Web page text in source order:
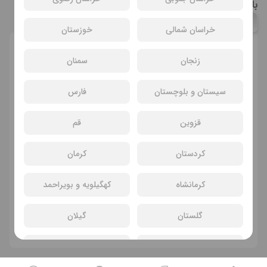
خراسان شمالی خوزستان
زنجان سمنان
سیستان و بلوچستان فارس
قزوین قم
کردستان کرمان
کرمانشاه کهگیلویه و بویراحمد
گلستان گیلان
بازیگران فیلم مسابقه مرگ (Dead Racer)
انتخاب سانس و سینما
سانسی یافت نشد